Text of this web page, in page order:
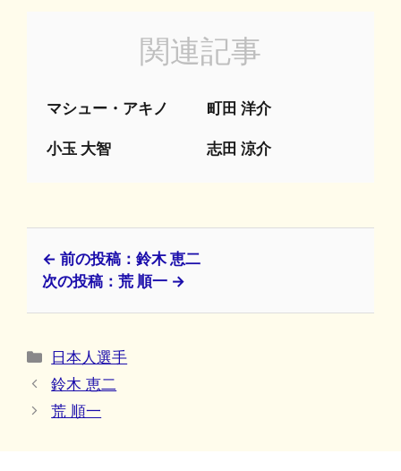
関連記事
マシュー・アキノ 町田 洋介
小玉 大智 志田 涼介
← 前の投稿：鈴木 恵二
次の投稿：荒 順一 →
カ
テ
リ
日本人選手
鈴木 恵二
荒 順一